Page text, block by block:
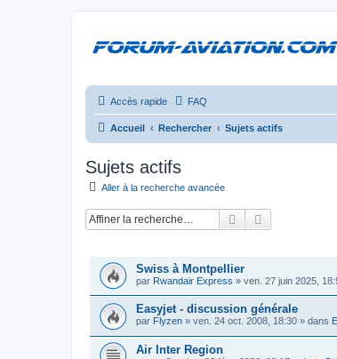
Accès rapide FAQ
Accueil Rechercher Sujets actifs
Sujets actifs
Aller à la recherche avancée
Rechercher
Swiss à Montpellier
par Rwandair Express » ven. 27 juin 2025,
Easyjet - discussion générale
par Flyzen » ven. 24 oct. 2008, 18:30 » dans
Air Inter Region